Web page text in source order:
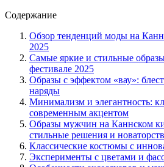
Содержание
Обзор тенденций моды на
2025
Самые яркие и стильные
фестивале 2025
Образы с эффектом «вау»:
наряды
Минимализм и элегантность:
современным акцентом
Образы мужчин на Каннском
стильные решения и
Классические костюмы с
Эксперименты с цветами и